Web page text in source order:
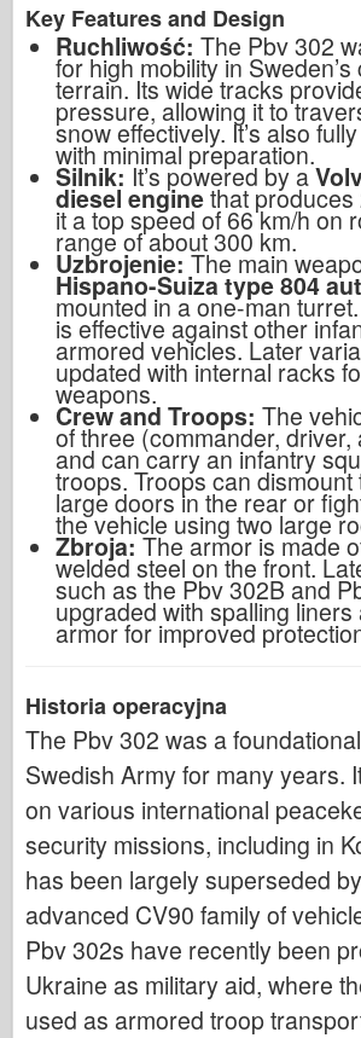
Key Features and Design
Ruchliwość: The Pbv 302
for high mobility in
terrain. Its wide tracks
pressure, allowing it to
snow effectively. It’s also
with minimal preparation.
Silnik: It’s powered by a
diesel enginethat
it a top speed of 66 km/h on
range of about 300 km.
Uzbrojenie:The main
Hispano-Suiza type 804
mounted in a one-man
is effective against other
armored vehicles. Later
updated with internal racks
weapons.
Crew and Troops: The
of three (commander, driver,
and can carry an infantry
troops. Troops can dismount
large doors in the rear or
the vehicle using two large
Zbroja:The armor is made
welded steel on the front.
such as the Pbv 302B and
upgraded with spalling
armor for improved
Historia operacyjna
The Pbv 302 was a
Swedish Army for many years.
on various international
security missions, including in
has been largely superseded
advanced CV90 family of
Pbv 302s have recently been
Ukraine as military aid, where
used as armored troop